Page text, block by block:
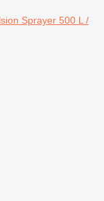
Sprayer 500 L /